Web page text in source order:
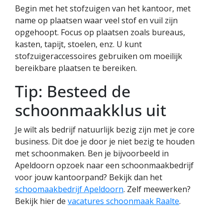
Begin met het stofzuigen van het kantoor, met
name op plaatsen waar veel stof en vuil zijn
opgehoopt. Focus op plaatsen zoals bureaus,
kasten, tapijt, stoelen, enz. U kunt
stofzuigeraccessoires gebruiken om moeilijk
bereikbare plaatsen te bereiken.
Tip: Besteed de
schoonmaakklus uit
Je wilt als bedrijf natuurlijk bezig zijn met je core
business. Dit doe je door je niet bezig te houden
met schoonmaken. Ben je bijvoorbeeld in
Apeldoorn opzoek naar een schoonmaakbedrijf
voor jouw kantoorpand? Bekijk dan het
schoomaakbedrijf Apeldoorn. Zelf meewerken?
Bekijk hier de vacatures schoonmaak Raalte.